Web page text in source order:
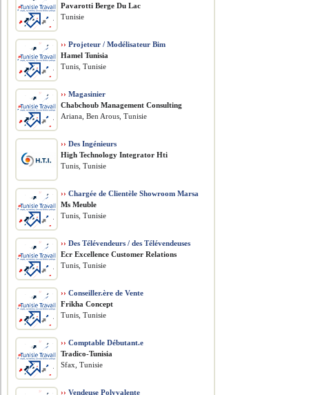
Pavarotti Berge Du Lac
Tunisie
›› Projeteur / Modélisateur Bim
Hamel Tunisia
Tunis, Tunisie
›› Magasinier
Chabchoub Management Consulting
Ariana, Ben Arous, Tunisie
›› Des Ingénieurs
High Technology Integrator Hti
Tunis, Tunisie
›› Chargée de Clientèle Showroom Marsa
Ms Meuble
Tunis, Tunisie
›› Des Télévendeurs / des Télévendeuses
Ecr Excellence Customer Relations
Tunis, Tunisie
›› Conseiller.ère de Vente
Frikha Concept
Tunis, Tunisie
›› Comptable Débutant.e
Tradico-Tunisia
Sfax, Tunisie
›› Vendeuse Polyvalente